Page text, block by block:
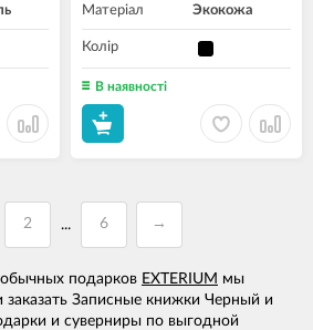
Матеріал Экокожа
Колір
В наявності
2 ... 6 →
подарков EXTERIUM мы
Записные книжки Черный и
и суверниры по выгодной